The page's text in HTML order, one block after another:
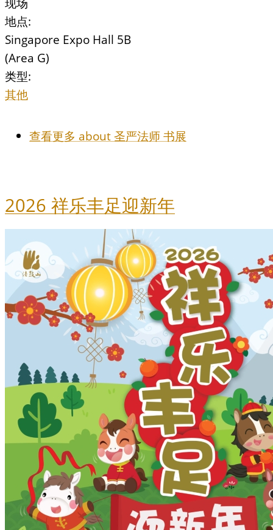
地点:
Singapore Expo Hall 5B
(Area G)
类型:
其他
查看更多 about 圣严法师 书展
2026 祥乐丰足迎新年